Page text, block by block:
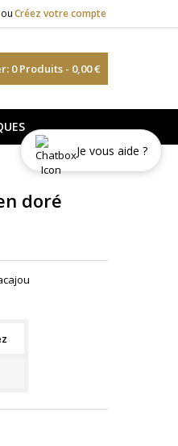
ouCréez votre compte
0Produits - 0,00 €
doré
Je vous aide ?